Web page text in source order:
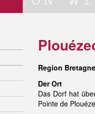
Region
Der Ort
Das Dorf hat
Pointe de